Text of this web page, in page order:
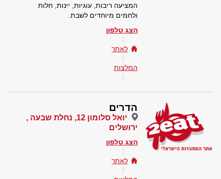
המציעה ריבות, עוגיות, יינות, חלות
ולחמים מיוחדים לשבת.
הצג טלפון
לאתר
המלצות
הדרים
יואל סלומון 12, נחלת שבעה ,
ירושלים
הצג טלפון
לאתר